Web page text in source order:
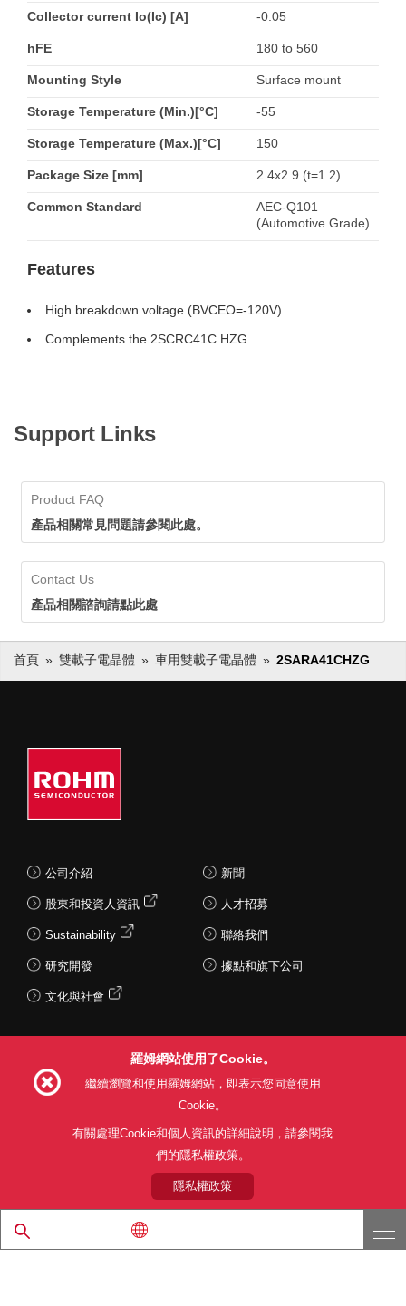
Collector current Io(Ic) [A] -0.05
hFE 180 to 560
Mounting Style Surface mount
Storage Temperature (Min.)[°C] -55
Storage Temperature (Max.)[°C] 150
Package Size [mm] 2.4x2.9 (t=1.2)
Common Standard
AEC-Q101
(Automotive Grade)
Features
High breakdown voltage (BVCEO=-120V)
Complements the 2SCRC41C HZG.
Support Links
Product FAQ
產品相關常見問題請參閱此處。
Contact Us
產品相關諮詢請點此處
首頁 雙載子電晶體 車用雙載子電晶體 2SARA41CHZG
公司介紹
股東和投資人資訊
Sustainability
研究開發
文化與社會
新聞
人才招募
聯絡我們
據點和旗下公司
利用目的 隱私權政策
關於本公司產品銷售之標準條款(PDF)
© 1997 - 2026 ROHM CO., LTD. ALL RIGHTS RESERVED.
羅姆網站使用了Cookie。
繼續瀏覽和使用羅姆網站，即表示您同意使用
Cookie。
有關處理Cookie和個人資訊的詳細說明，請參閱我
們的隱私權政策。
隱私權政策